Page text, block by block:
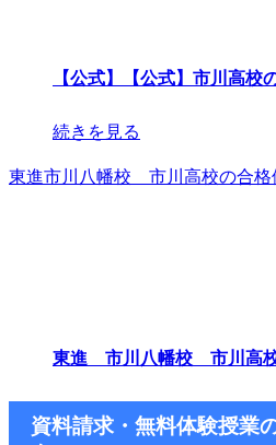
【公式】【公式】市川高校
続きを見る
東進市川八幡校 市川高校の合格
東進 市川八幡校 市川高校
資料請求・無料体験授業